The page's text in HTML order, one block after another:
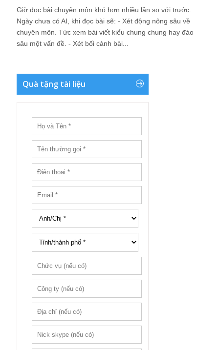
Giờ đọc bài chuyên môn khó hơn nhiều lần so với trước.
Ngày chưa có AI, khi đọc bài sẽ: - Xét động nông sâu về
chuyên môn. Tức xem bài viết kiểu chung chung hay đào
sâu một vấn đề. - Xét bối cảnh bài...
Quà tặng tài liệu